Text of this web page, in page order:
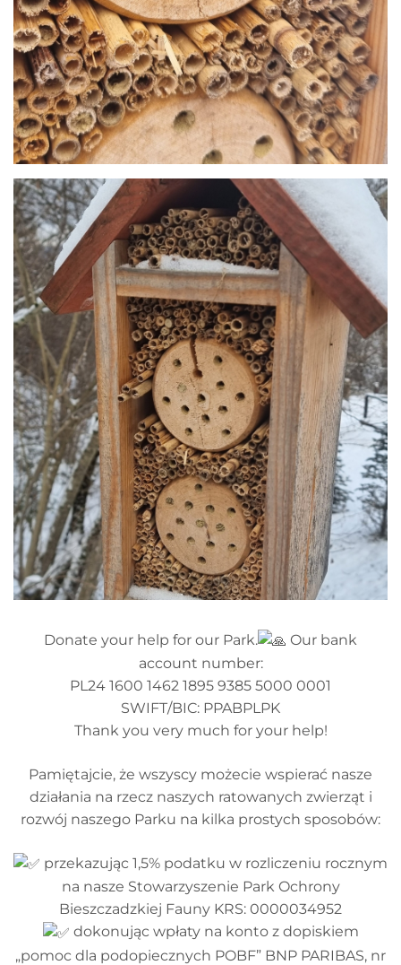
Donate your help for our Park.
Our bank
account number:
PL24 1600 1462 1895 9385 5000 0001
SWIFT/BIC: PPABPLPK
Thank you very much for your help!
Pamiętajcie, że wszyscy możecie wspierać nasze
działania na rzecz naszych ratowanych zwierząt i
rozwój naszego Parku na kilka prostych sposobów:
przekazując 1,5% podatku w rozliczeniu rocznym
na nasze Stowarzyszenie Park Ochrony
Bieszczadzkiej Fauny KRS: 0000034952
dokonując wpłaty na konto z dopiskiem
„pomoc dla podopiecznych POBF” BNP PARIBAS, nr